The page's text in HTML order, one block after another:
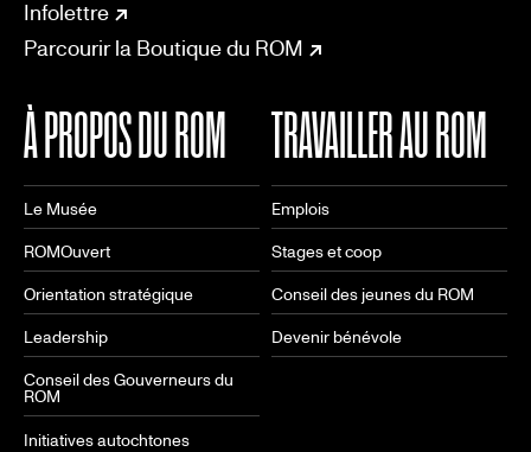
Infolettre
Parcourir la Boutique du ROM
À PROPOS DU ROM
Le Musée
ROMOuvert
Orientation stratégique
Leadership
Conseil des Gouverneurs du
ROM
Initiatives autochtones
TRAVAILLER AU ROM
Emplois
Stages et coop
Conseil des jeunes du ROM
Devenir bénévole